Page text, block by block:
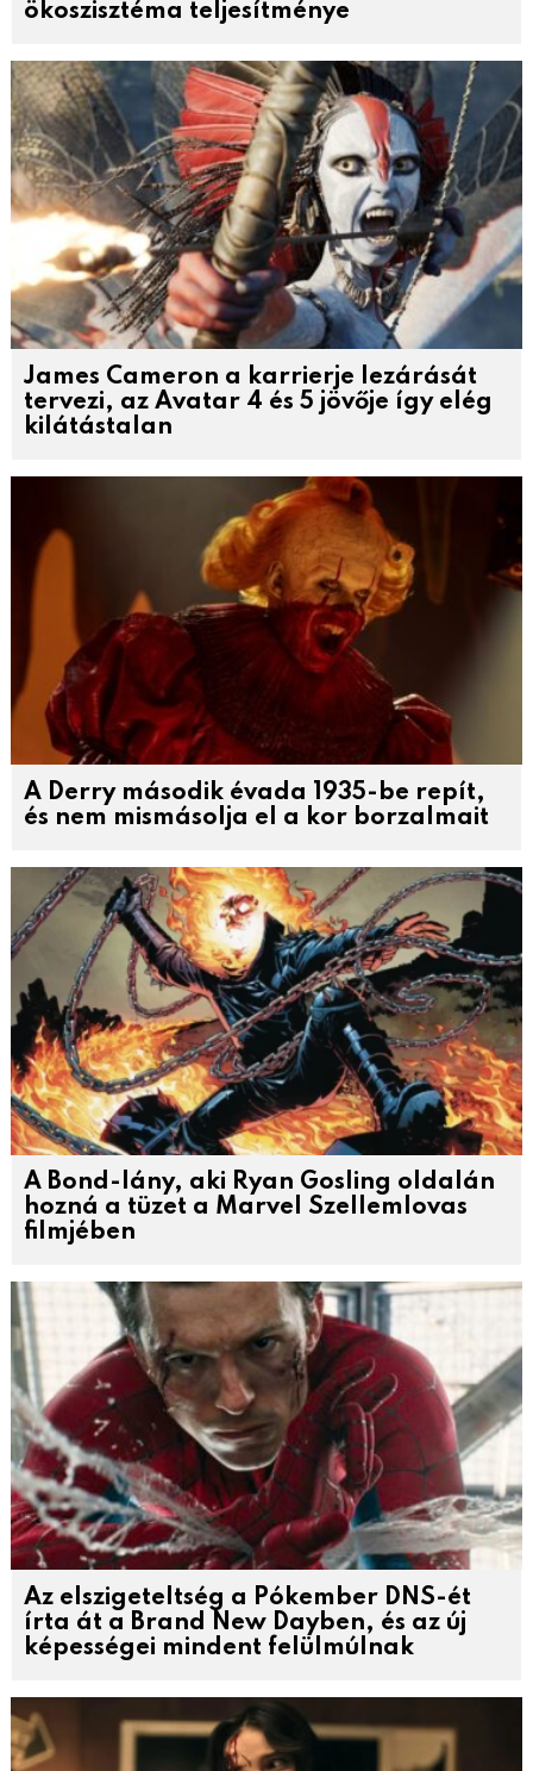
ökoszisztéma teljesítménye
James Cameron a karrierje lezárását
tervezi, az Avatar 4 és 5 jövője így elég
kilátástalan
A Derry második évada 1935-be repít,
és nem mismásolja el a kor borzalmait
A Bond-lány, aki Ryan Gosling oldalán
hozná a tüzet a Marvel Szellemlovas
filmjében
Az elszigeteltség a Pókember DNS-ét
írta át a Brand New Dayben, és az új
képességei mindent felülmúlnak